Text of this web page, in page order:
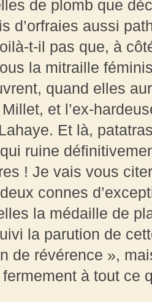
de plomb que
d’orfraies aussi
t-il pas que, à
la mitraille
quand elles
et l’ex-
Et là,
ruine
! Je vais vous
connes
la médaille de
la parution de
de révérence »,
à tout ce